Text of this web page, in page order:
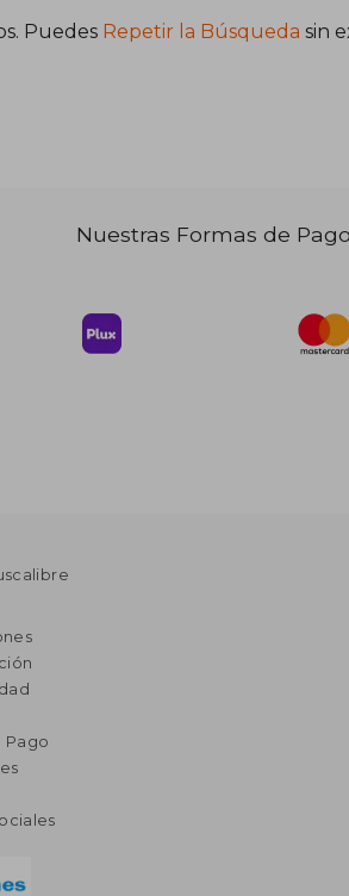
Puedes Repetir la Búsqueda sin
Nuestras Formas de Pago
Pago